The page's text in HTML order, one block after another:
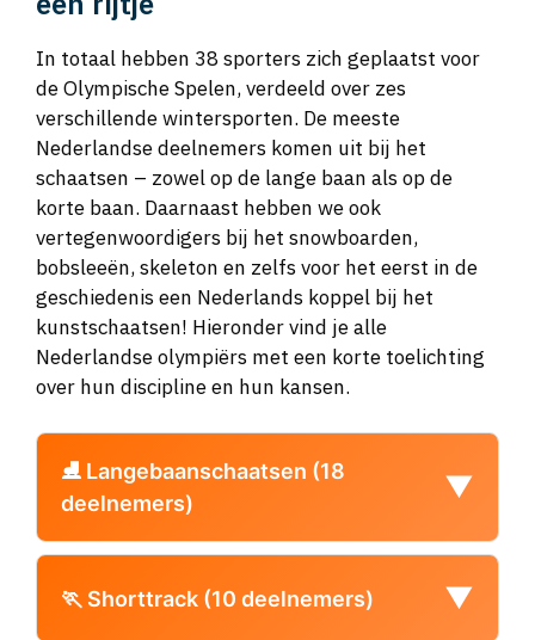
In totaal hebben 38 sporters zich geplaatst voor
de Olympische Spelen, verdeeld over zes
verschillende wintersporten. De meeste
Nederlandse deelnemers komen uit bij het
schaatsen – zowel op de lange baan als op de
korte baan. Daarnaast hebben we ook
vertegenwoordigers bij het snowboarden,
bobsleeën, skeleton en zelfs voor het eerst in de
geschiedenis een Nederlands koppel bij het
kunstschaatsen! Hieronder vind je alle
Nederlandse olympiërs met een korte toelichting
over hun discipline en hun kansen.
⛸️ Langebaanschaatsen (18
deelnemers)
▼
ploegenachtervolging
🏃 Shorttrack (10 deelnemers) ▼